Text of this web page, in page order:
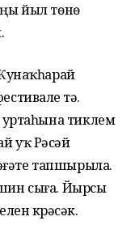
йыл төнө
үтә.
тиклем
уҡ Рәсәй
тапшырыла.
сыға. Йырсы
күрәсәк.